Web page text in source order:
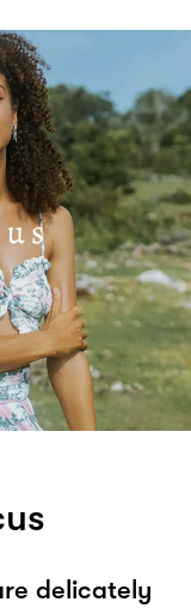
delicately